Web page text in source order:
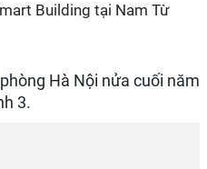
Building tại Nam Từ